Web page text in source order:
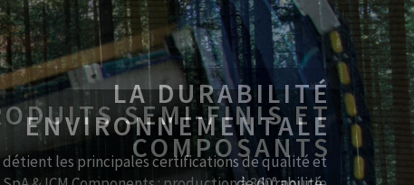
LA DURABILITÉ
ENVIRONNEMENTALE
détient les principales certifications de qualité et